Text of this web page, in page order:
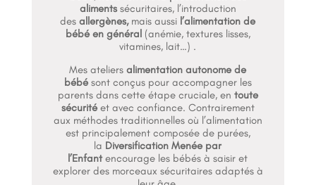
aliments sécuritaires, l’introduction
desallergènes, mais aussi l’alimentation de
bébé en général (anémie, textures lisses,
vitamines, lait…) .
Mes ateliers alimentation autonome de
bébé sont conçus pour accompagner les
parents dans cette étape cruciale, en toute
sécurité et avec confiance. Contrairement
aux méthodes traditionnelles où l’alimentation
est principalement composée de purées,
la Diversification Menée par
l’Enfant encourage les bébés à saisir et
explorer des morceaux sécuritaires adaptés à